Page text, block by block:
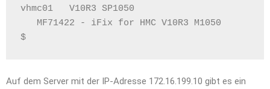
vhmc01   V10R3 SP1050
MF71422 - iFix for HMC V10R3 M1050
$
Auf dem Server mit der IP-Adresse 172.16.199.10 gibt es ein